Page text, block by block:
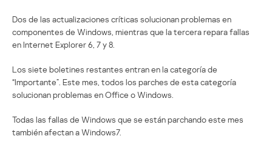
Dos de las actualizaciones críticas solucionan problemas en
componentes de Windows, mientras que la tercera repara fallas
en Internet Explorer 6, 7 y 8.
Los siete boletines restantes entran en la categoría de
“Importante”. Este mes, todos los parches de esta categoría
solucionan problemas en Office o Windows.
Todas las fallas de Windows que se están parchando este mes
también afectan a Windows7.